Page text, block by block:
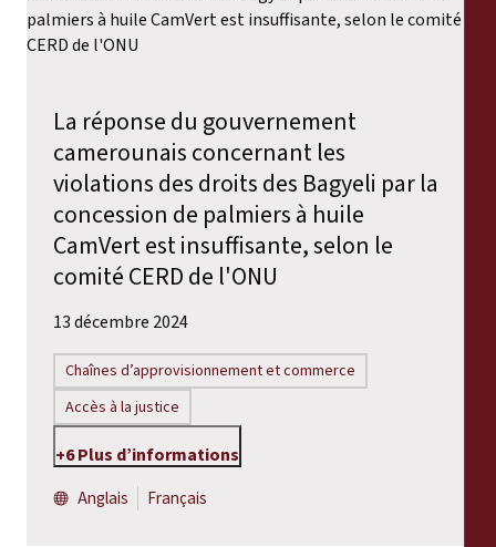
La réponse du gouvernement
camerounais concernant les
violations des droits des Bagyeli par la
concession de palmiers à huile
CamVert est insuffisante, selon le
comité CERD de l'ONU
13 décembre 2024
Chaînes d’approvisionnement et commerce
Accès à la justice
+6 Plus d’informations
Anglais
Français